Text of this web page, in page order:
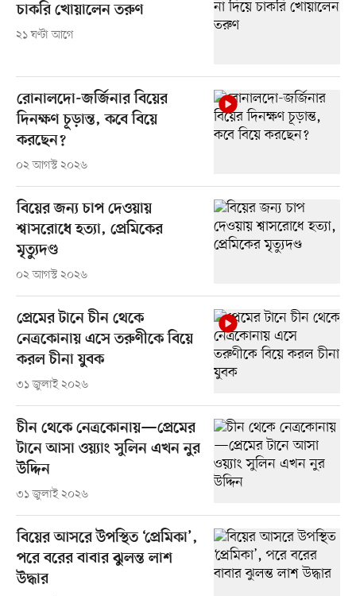
চাকরি খোয়ালেন তরুণ
২১ ঘণ্টা আগে
রোনালদো-জর্জিনার বিয়ের
দিনক্ষণ চূড়ান্ত, কবে বিয়ে
করছেন?
০২ আগস্ট ২০২৬
বিয়ের জন্য চাপ দেওয়ায়
শ্বাসরোধে হত্যা, প্রেমিকের
মৃত্যুদণ্ড
০২ আগস্ট ২০২৬
প্রেমের টানে চীন থেকে
নেত্রকোনায় এসে তরুণীকে বিয়ে
করল চীনা যুবক
৩১ জুলাই ২০২৬
চীন থেকে নেত্রকোনায়—প্রেমের
টানে আসা ওয়্যাং সুলিন এখন নুর
উদ্দিন
৩১ জুলাই ২০২৬
বিয়ের আসরে উপস্থিত ‘প্রেমিকা’,
পরে বরের বাবার ঝুলন্ত লাশ
উদ্ধার